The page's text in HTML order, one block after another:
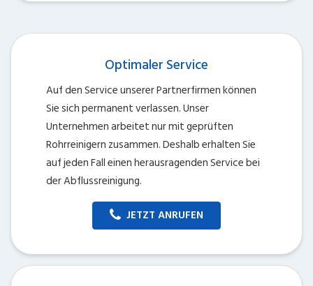
Optimaler Service
Auf den Service unserer Partnerfirmen können
Sie sich permanent verlassen. Unser
Unternehmen arbeitet nur mit geprüften
Rohrreinigern zusammen. Deshalb erhalten Sie
auf jeden Fall einen herausragenden Service bei
der Abflussreinigung.
JETZT ANRUFEN